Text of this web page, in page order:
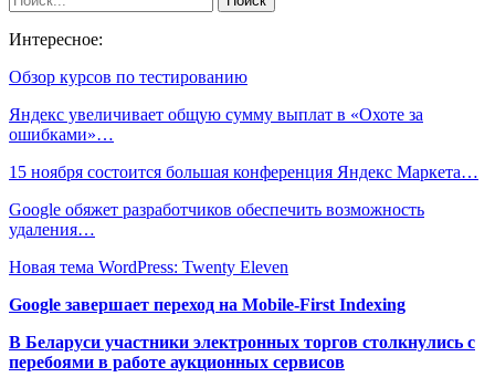
Интересное:
Обзор курсов по тестированию
Яндекс увеличивает общую сумму выплат в «Охоте за
ошибками»…
15 ноября состоится большая конференция Яндекс Маркета…
Google обяжет разработчиков обеспечить возможность
удаления…
Новая тема WordPress: Twenty Eleven
Google завершает переход на Mobile-First Indexing
В Беларуси участники электронных торгов столкнулись с
перебоями в работе аукционных сервисов